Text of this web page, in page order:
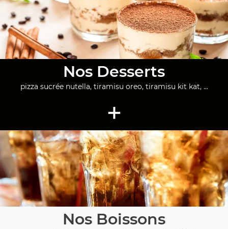
Nos Desserts
pizza sucrée nutella, tiramisu oreo, tiramisu kit kat, ...
+
Nos Boissons